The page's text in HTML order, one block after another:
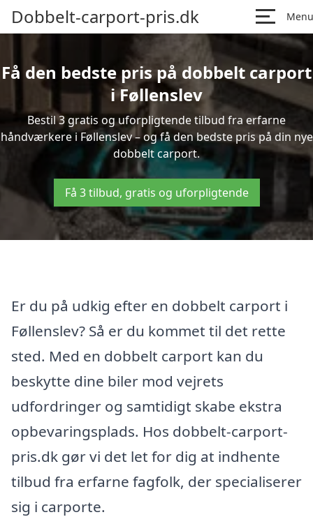
Dobbelt-carport-pris.dk Menu
Få den bedste pris på dobbelt carport
i Føllenslev
Bestil 3 gratis og uforpligtende tilbud fra erfarne
håndværkere i Føllenslev – og få den bedste pris på din nye
dobbelt carport.
Få 3 tilbud, gratis og uforpligtende
Er du på udkig efter en dobbelt carport i
Føllenslev? Så er du kommet til det rette
sted. Med en dobbelt carport kan du
beskytte dine biler mod vejrets
udfordringer og samtidigt skabe ekstra
opbevaringsplads. Hos dobbelt-carport-
pris.dk gør vi det let for dig at indhente
tilbud fra erfarne fagfolk, der specialiserer
sig i carporte.